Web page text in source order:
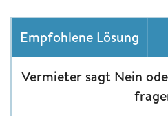
Empfohlene Lösung
Vermieter sagt Nein